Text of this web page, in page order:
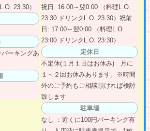
23:30）
ーキングあ
祝日: 16:00～翌0:00 （料理L.O.
23:30 ドリンクL.O. 23:30）祝前
日: 17:00～翌0:00 （料理L.O.
23:00 ドリンクL.O. 23:30）
定休日
不定休(１月１日はお休み) 月に
１～２回お休みあります。※時間
外のご予約もご相談頂ければ検討
致します
駐車場
なし ：近くに100円パーキング有